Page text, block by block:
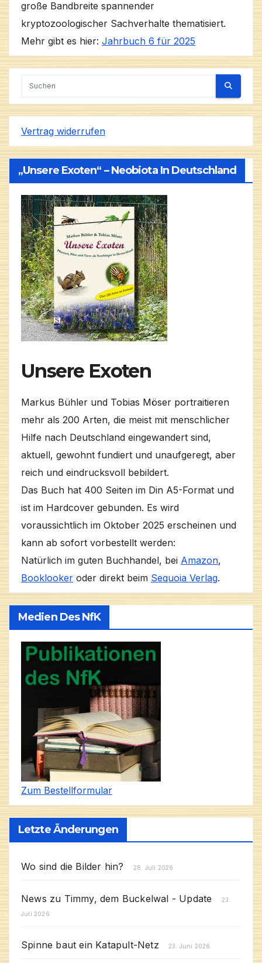
große Bandbreite spannender
kryptozoologischer Sachverhalte thematisiert.
Mehr gibt es hier: Jahrbuch 6 für 2025
Vertrag widerrufen
„Unsere Exoten“ – Neobiota In Deutschland
Unsere Exoten
Markus Bühler und Tobias Möser portraitieren
mehr als 200 Arten, die meist mit menschlicher
Hilfe nach Deutschland eingewandert sind,
aktuell, gewohnt fundiert und unaufgeregt, aber
reich und eindrucksvoll bebildert.
Das Buch hat 400 Seiten im Din A5-Format und
ist im Hardcover gebunden. Es wird
voraussichtlich im Oktober 2025 erscheinen und
kann ab sofort vorbestellt werden:
Natürlich im guten Buchhandel, bei Amazon,
Booklooker oder direkt beim Sequoia Verlag.
Medien Des NfK
Zum Bestellformular
Letzte Änderungen
Wo sind die Bilder hin? 28. Juli 2026
News zu Timmy, dem Buckelwal - Update
23.
Juli 2026
Spinne baut ein Katapult-Netz 23. Juni 2026